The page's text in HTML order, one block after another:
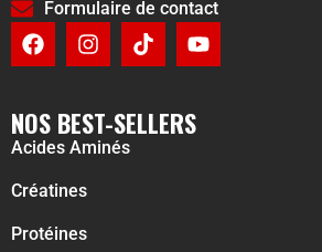
Formulaire de contact
NOS BEST-SELLERS
Acides Aminés
Créatines
Protéines